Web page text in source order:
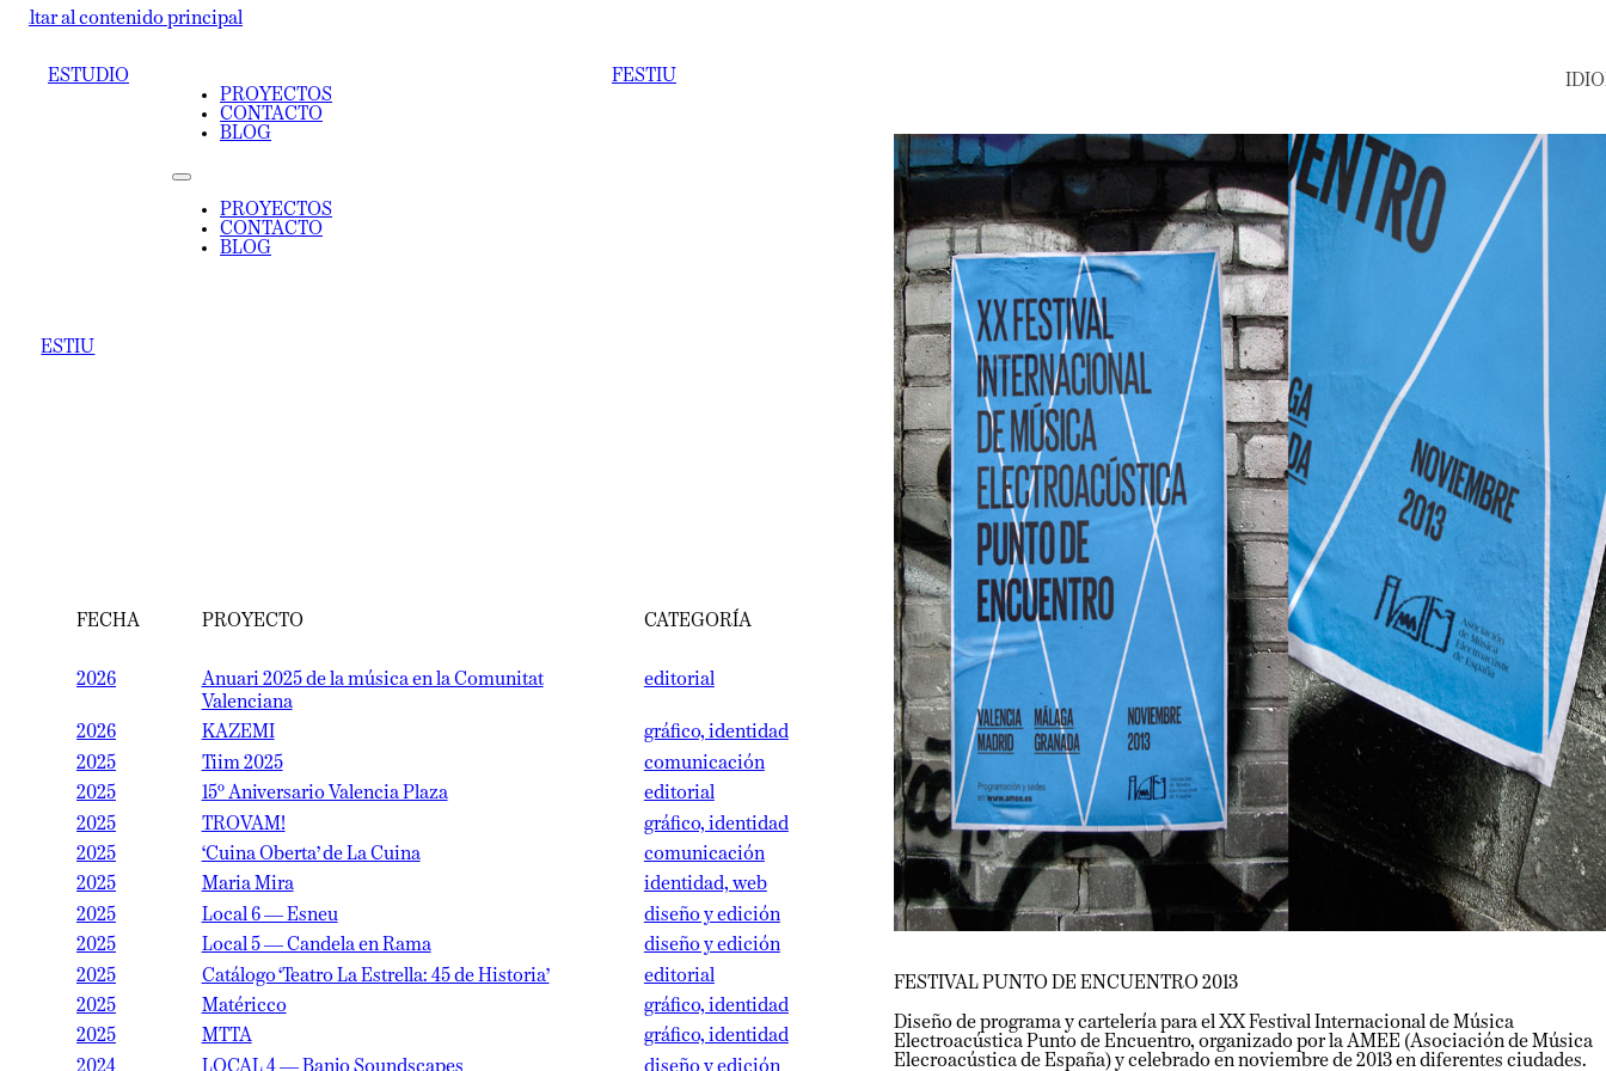
al contenido principal
ESTUDIO
PROYECTOS
CONTACTO
BLOG
PROYECTOS
CONTACTO
BLOG
FESTIU
ESTIU
IDIOMA
FECHA PROYECTO CATEGORÍA
2026
Anuari 2025 de la música en la Comunitat
Valenciana
editorial
2026 KAZEMI
gráfico, identidad
2025
Tiim 2025
comunicación
2025
15º Aniversario Valencia Plaza
editorial
2025
TROVAM!
gráfico, identidad
2025
‘Cuina Oberta’ de La Cuina
comunicación
2025
Maria Mira
identidad, web
2025
Local 6 — Esneu
diseño y edición
2025
Local 5 — Candela en Rama
diseño y edición
2025
Catálogo ‘Teatro La Estrella: 45 de Historia’
editorial
2025
Matéricco
gráfico, identidad
2025
MTTA
gráfico, identidad
2024
LOCAL 4 — Banjo Soundscapes diseño y edición
FESTIVAL PUNTO DE ENCUENTRO 2013
Diseño de programa y cartelería para el XX Festival Internacional de Música
Electroacústica Punto de Encuentro, organizado por la AMEE (Asociación de Música
Elecroacústica de España) y celebrado en noviembre de 2013 en diferentes ciudades.